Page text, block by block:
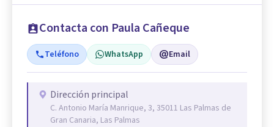
Contacta con Paula Cañeque
Teléfono WhatsApp Email
Dirección principal
C. Antonio María Manrique, 3, 35011 Las Palmas de
Gran Canaria, Las Palmas